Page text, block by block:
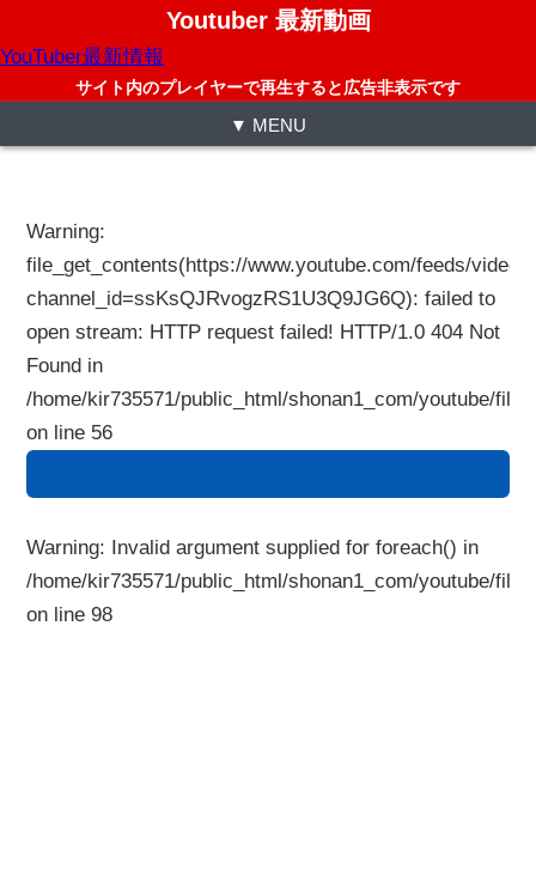
Youtuber 最新動画
YouTuber最新情報
サイト内のプレイヤーで再生すると広告非表示です
▼ MENU
Warning:
file_get_contents(https://www.youtube.com/feeds/
channel_id=ssKsQJRvogzRS1U3Q9JG6Q): failed to
open stream: HTTP request failed! HTTP/1.0 404 Not
Found in
/home/kir735571/public_html/shonan1_com/youtube/
on line 56
Warning: Invalid argument supplied for foreach() in
/home/kir735571/public_html/shonan1_com/youtube/
on line98